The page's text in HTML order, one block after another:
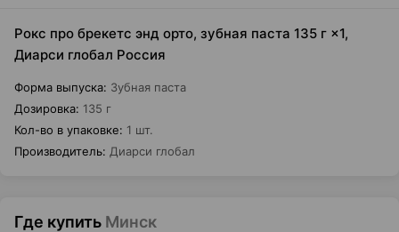
Рокс про брекетс энд орто, зубная паста 135 г ×1,
Диарси глобал Россия
Форма выпуска: Зубная паста
Дозировка: 135 г
Кол-во в упаковке: 1 шт.
Производитель: Диарси глобал
Где купить Минск